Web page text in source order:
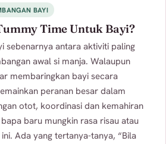
BAYI
Time Untuk Bayi?
sebenarnya antara aktiviti paling
awal si manja. Walaupun
membaringkan bayi secara
peranan besar dalam
otot, koordinasi dan kemahiran
baru mungkin rasa risau atau
Ada yang tertanya-tanya, “Bila